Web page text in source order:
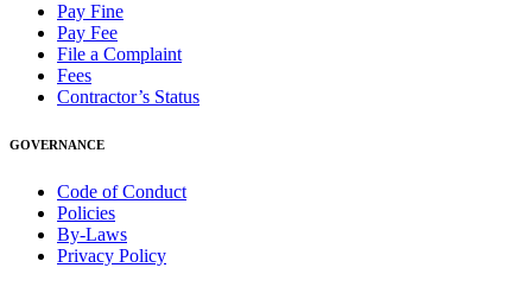
Pay Fine
Pay Fee
File a Complaint
Fees
Contractor’s Status
GOVERNANCE
Code of Conduct
Policies
By-Laws
Privacy Policy